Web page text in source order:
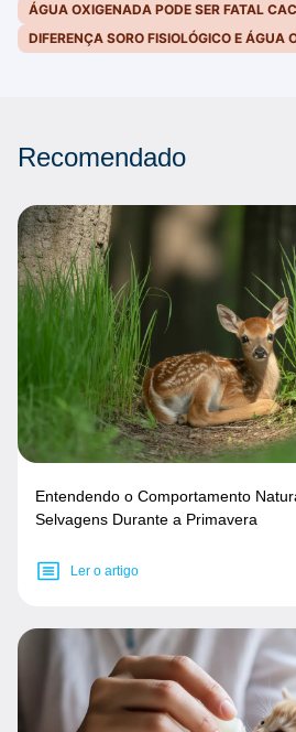
ÁGUA OXIGENADA PODE SER FATAL
DIFERENÇA SORO FISIOLÓGICO E ÁGUA
Recomendado
Entendendo o Comportamento
Selvagens Durante a Primavera
Ler o artigo